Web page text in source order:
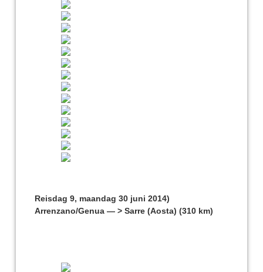
Reisdag 9, maandag 30 juni 2014)
Arrenzano/Genua — > Sarre (Aosta) (310 km)